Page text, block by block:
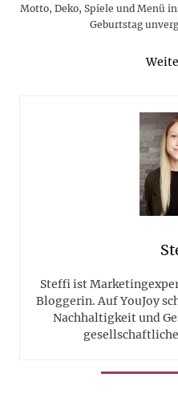
Motto, Deko, Spiele und Menü
Geburtstag
Steffi ist
Bloggerin. Auf YouJoy
Nachhaltigkeit und